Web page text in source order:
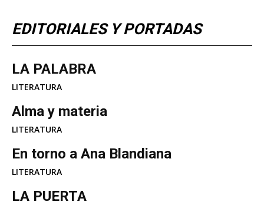
EDITORIALES Y PORTADAS
LA PALABRA
LITERATURA
Alma y materia
LITERATURA
En torno a Ana Blandiana
LITERATURA
LA PUERTA